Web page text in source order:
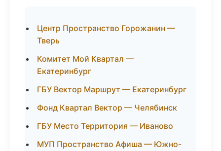
Центр Пространство Горожанин —
Тверь
Комитет Мой Квартал —
Екатеринбург
ГБУ Вектор Маршрут — Екатеринбург
Фонд Квартал Вектор — Челябинск
ГБУ Место Территория — Иваново
МУП Пространство Афиша — Южно-